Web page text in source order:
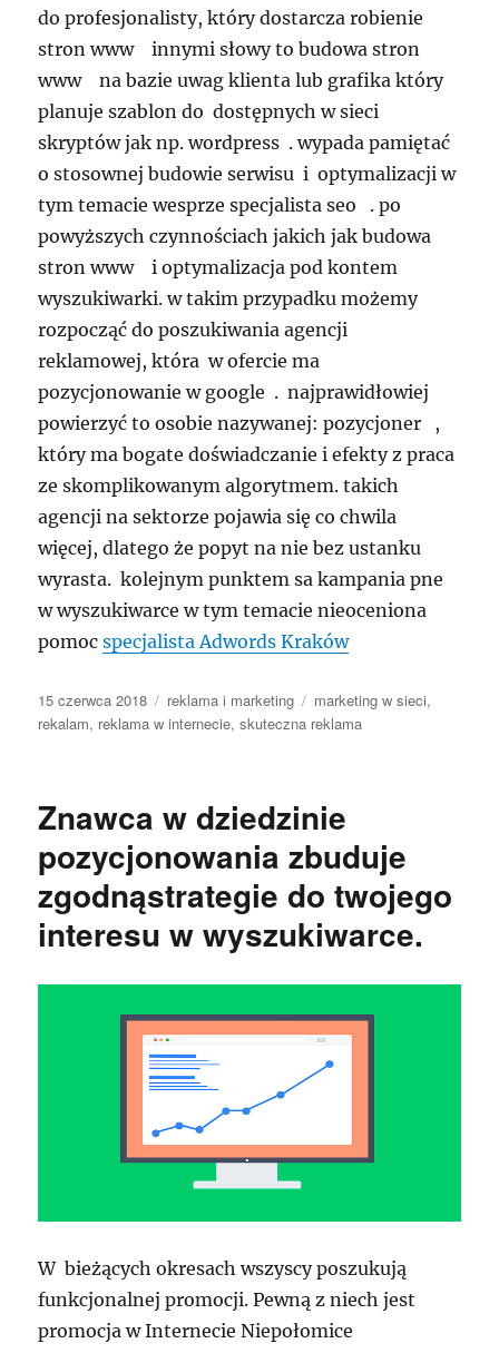
do profesjonalisty, który dostarcza robienie
stron www innymi słowy to budowa stron
www na bazie uwag klienta lub grafika który
planuje szablon do dostępnych w sieci
skryptów jak np. wordpress . wypada pamiętać
o stosownej budowie serwisu i optymalizacji w
tym temacie wesprze specjalista seo . po
powyższych czynnościach jakich jak budowa
stron www i optymalizacja pod kontem
wyszukiwarki. w takim przypadku możemy
rozpocząć do poszukiwania agencji
reklamowej, która w ofercie ma
pozycjonowanie w google . najprawidłowiej
powierzyć to osobie nazywanej: pozycjoner ,
który ma bogate doświadczanie i efekty z praca
ze skomplikowanym algorytmem. takich
agencji na sektorze pojawia się co chwila
więcej, dlatego że popyt na nie bez ustanku
wyrasta. kolejnym punktem sa kampania pne
w wyszukiwarce w tym temacie nieoceniona
pomocspecjalista Adwords Kraków
Data
publikacji
15 czerwca 2018 Kategorie
reklama i marketing Tagi
marketing w sieci,
rekalam, reklama w internecie,skuteczna reklama
Znawca w dziedzinie
pozycjonowania zbuduje
zgodnąstrategie do twojego
interesu w wyszukiwarce.
W bieżących okresach wszyscy poszukują
funkcjonalnej promocji. Pewną z niech jest
promocja w Internecie Niepołomice